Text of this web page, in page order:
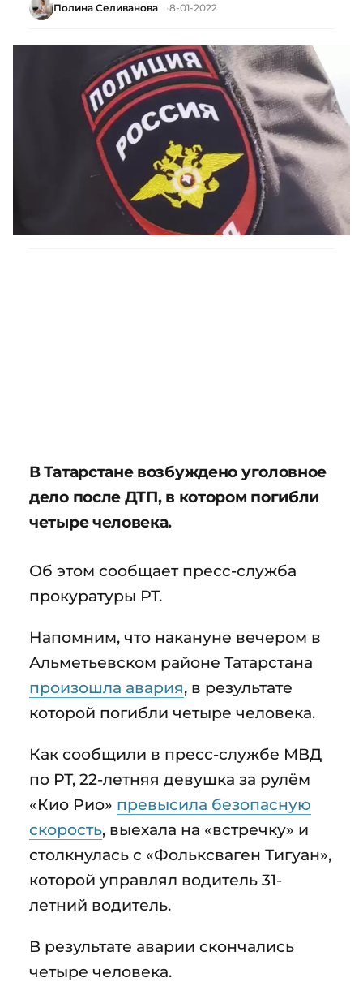
Полина Селиванова 8-01-2022
В Татарстане возбуждено уголовное
дело после ДТП, в котором погибли
четыре человека.
Об этом сообщает пресс-служба
прокуратуры РТ.
Напомним, что накануне вечером в
Альметьевском районе Татарстана
произошла авария, в результате
которой погибли четыре человека.
Как сообщили в пресс-службе МВД
по РТ, 22-летняя девушка за рулём
«Кио Рио» превысила безопасную
скорость, выехала на «встречку» и
столкнулась с «Фольксваген Тигуан»,
которой управлял водитель 31-
летний водитель.
В результате аварии скончались
четыре человека.